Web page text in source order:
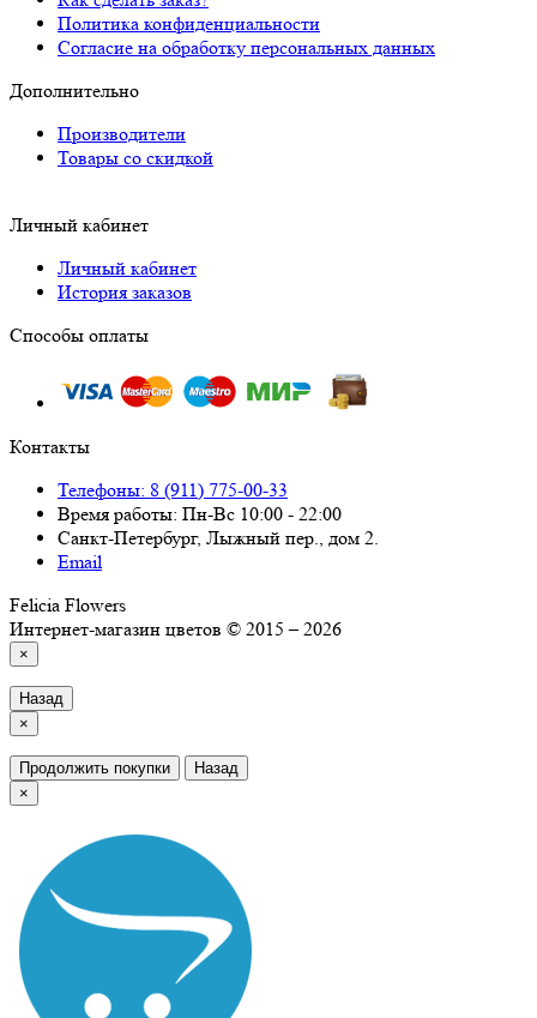
Политика конфиденциальности
Согласие на обработку персональных данных
Дополнительно
Производители
Товары со скидкой
Личный кабинет
Личный кабинет
История заказов
Способы оплаты
Контакты
Телефоны: 8 (911) 775-00-33
Время работы: Пн-Вс 10:00 - 22:00
Санкт-Петербург, Лыжный пер., дом 2.
Email
Felicia Flowers
Интернет-магазин цветов © 2015 – 2026
×
Назад
×
Продолжить покупки
Назад
×